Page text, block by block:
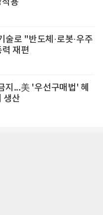
적용
술로 "반도체·로봇·우주
재편
지...美 '우선구매법' 혜
생산